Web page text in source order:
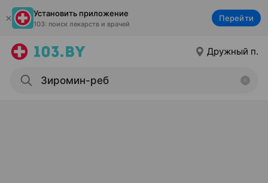
Установить приложение
103: поиск лекарств и врачей
Перейти
Дружный п.